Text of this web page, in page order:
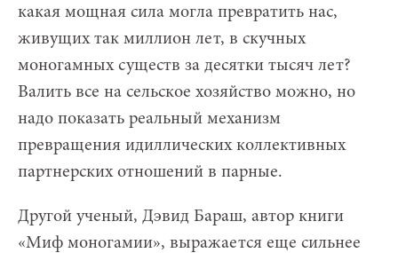
какая мощная сила могла превратить нас,
живущих так миллион лет, в скучных
моногамных существ за десятки тысяч лет?
Валить все на сельское хозяйство можно, но
надо показать реальный механизм
превращения идиллических коллективных
партнерских отношений в парные.
Другой ученый, Дэвид Бараш, автор книги
«Миф моногамии», выражается еще сильнее